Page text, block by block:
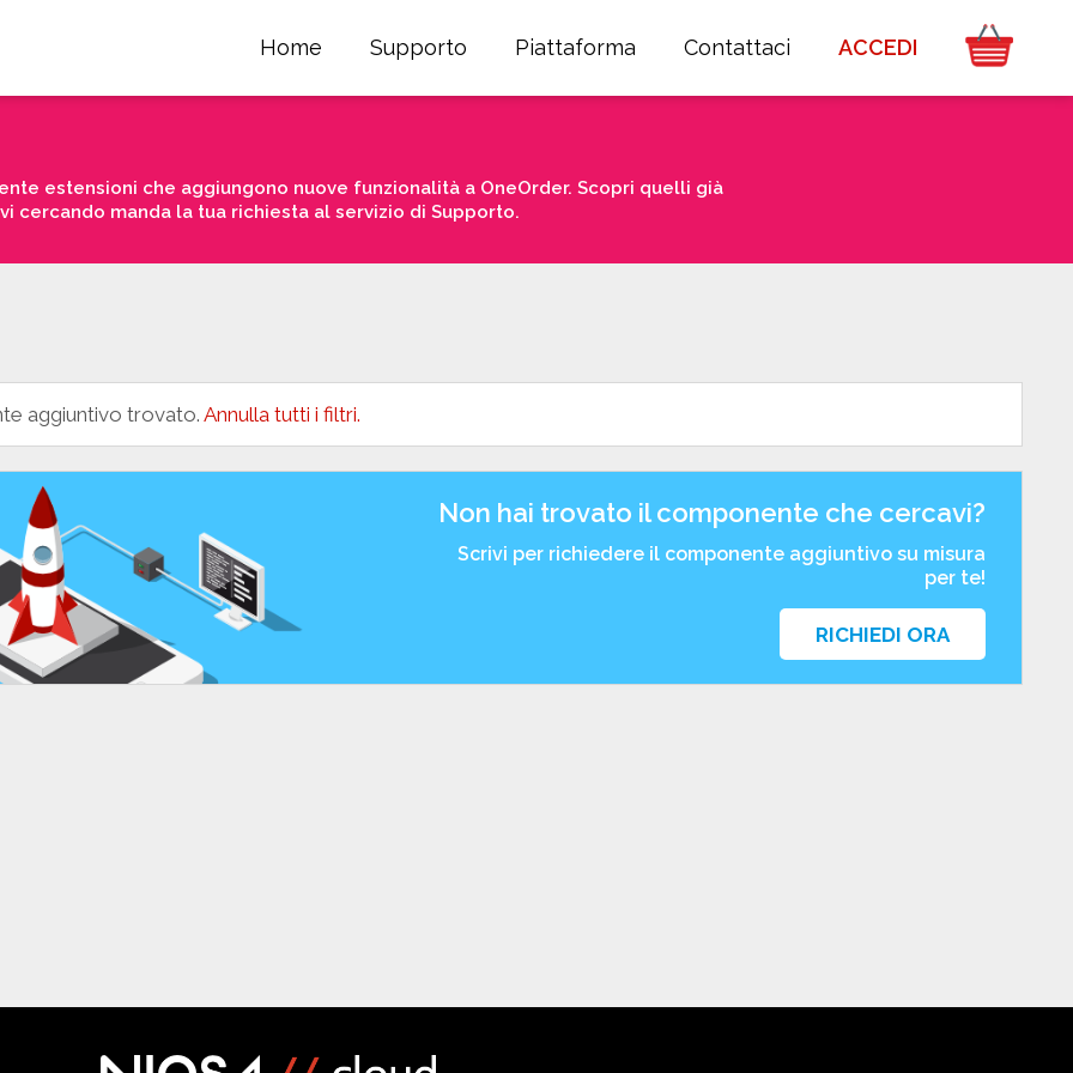
Home Supporto Piattaforma Contattaci ACCEDI
estensioni che aggiungono nuove funzionalità a OneOrder. Scopri quelli già
cercando manda la tua richiesta al servizio di Supporto.
aggiuntivo trovato. Annulla tutti i filtri.
Non hai trovato il componente che cercavi?
Scrivi per richiedere il componente aggiuntivo su misura
per te!
RICHIEDI ORA